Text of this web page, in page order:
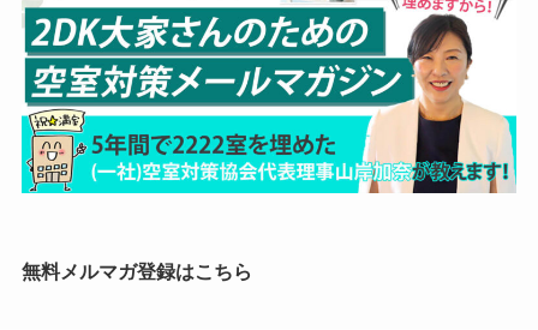
無料メルマガ登録はこちら